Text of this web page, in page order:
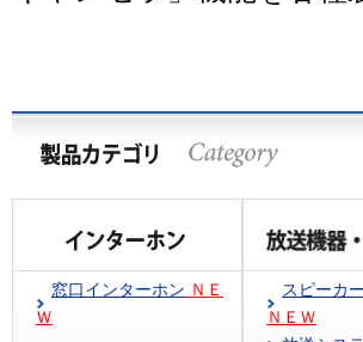
窓口インターホン ＮＥ
Ｗ
スピーカ
ＮＥＷ